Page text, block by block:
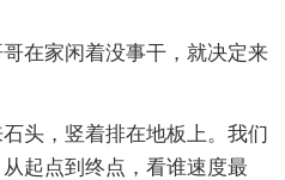
在家闲着没事干，就决定来
头，竖着排在地板上。我们
起点到终点，看谁速度最